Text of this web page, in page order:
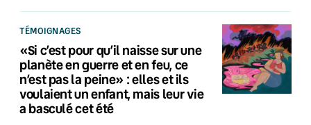
TÉMOIGNAGES
«Si c’est pour qu’il naisse sur une
planète en guerre et en feu, ce
n’est pas la peine» : elles et ils
voulaient un enfant, mais leur vie
a basculé cet été